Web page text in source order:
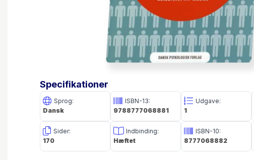
Specifikationer
Sprog:
Dansk
Sider:
170
ISBN-13:
9788777068881
Indbinding:
Hæftet
Udgave:
1
ISBN-10:
8777068882